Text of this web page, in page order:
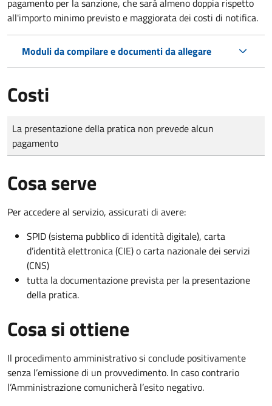
all'importo minimo previsto e maggiorata dei costi di notifica.
Moduli da compilare e documenti da allegare
Costi
Tipo di pagamento
Importo
La presentazione della pratica non prevede alcun
pagamento
Cosa serve
Per accedere al servizio, assicurati di avere:
SPID (sistema pubblico di identità digitale), carta
d’identità elettronica (CIE) o carta nazionale dei servizi
(CNS)
tutta la documentazione prevista per la presentazione
della pratica.
Cosa si ottiene
Il procedimento amministrativo si conclude positivamente
senza l’emissione di un provvedimento. In caso contrario
l’Amministrazione comunicherà l’esito negativo.